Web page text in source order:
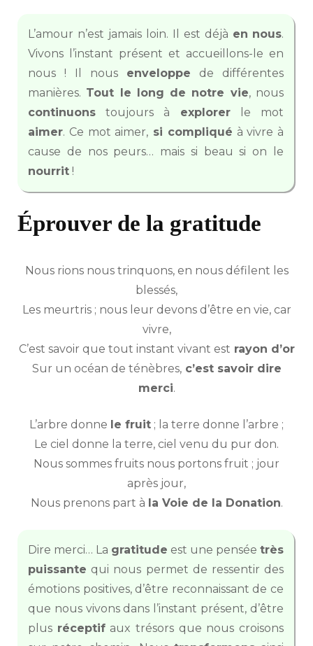
L’amour n’est jamais loin. Il est déjà en nous.
Vivons l’instant présent et accueillons-le en
nous ! Il nous enveloppe de différentes
manières. Tout le long de notre vie, nous
continuons toujours à explorerle mot
aimer. Ce mot aimer, si compliqué à vivre à
cause de nos peurs… mais si beau si on le
nourrit !
Éprouver de la gratitude
Nous rions nous trinquons, en nous défilent les
blessés,
Les meurtris ; nous leur devons d’être en vie, car
vivre,
C’est savoir que tout instant vivant est rayon d’or
Sur un océan de ténèbres,c’est savoir dire
merci.
L’arbre donne le fruit ; la terre donne l’arbre ;
Le ciel donne la terre, ciel venu du pur don.
Nous sommes fruits nous portons fruit ; jour
après jour,
Nous prenons part à la Voie de la Donation.
Dire merci… La gratitude est une pensée très
puissante qui nous permet de ressentir des
émotions positives, d’être reconnaissant de ce
que nous vivons dans l’instant présent, d’être
plus réceptifaux trésors que nous croisons